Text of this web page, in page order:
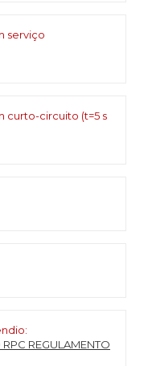
serviço
curto-circuito (t=5 s
REGULAMENTO